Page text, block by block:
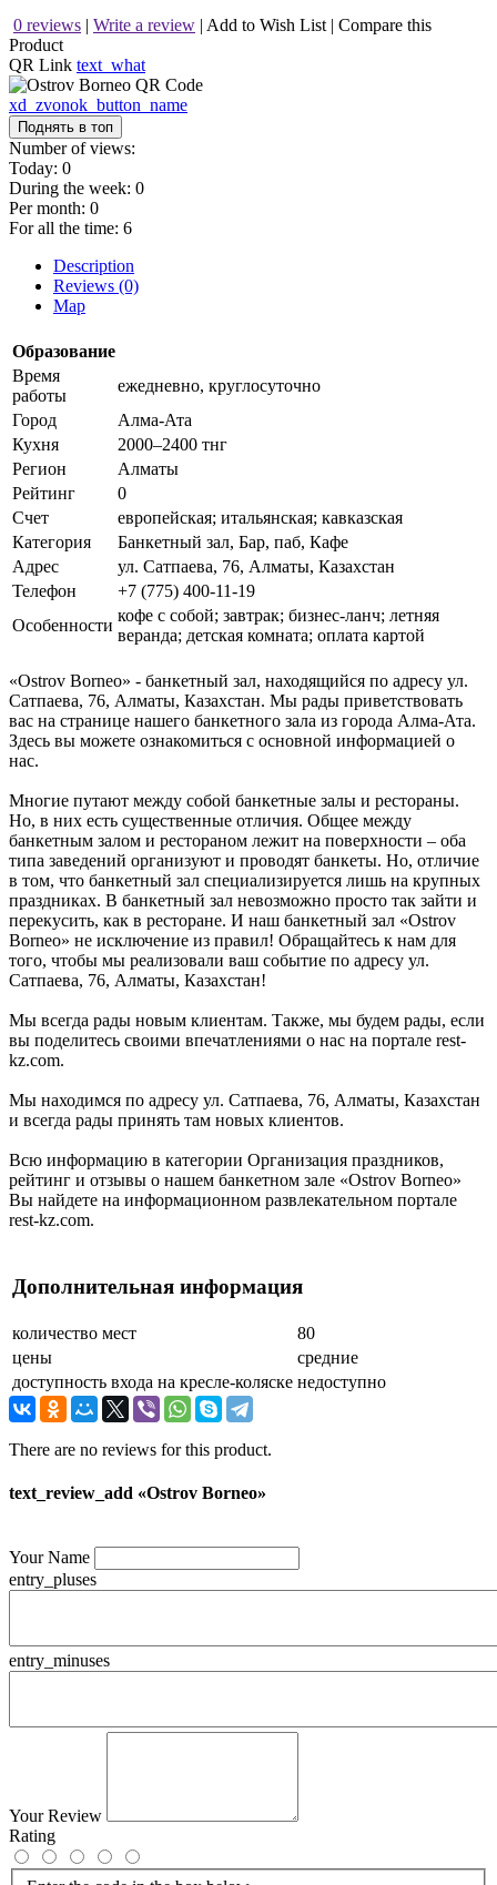
0 reviews | Write a review | Add to Wish List | Compare this
Product
QR Link text_what
xd_zvonok_button_name
Поднять в топ
Number of views:
Today: 0
During the week: 0
Per month: 0
For all the time: 6
Description
Reviews (0)
Map
Образование
Время
работы
ежедневно, круглосуточно
Город
Алма-Ата
Кухня
2000–2400 тнг
Регион
Алматы
Рейтинг
0
Счет
европейская; итальянская; кавказская
Категория
Банкетный зал, Бар, паб, Кафе
Адрес
ул. Сатпаева, 76, Алматы, Казахстан
Телефон
+7 (775) 400-11-19
Особенности
кофе с собой; завтрак; бизнес-ланч; летняя
веранда; детская комната; оплата картой
«Ostrov Borneo» - банкетный зал, находящийся по адресу ул.
Сатпаева, 76, Алматы, Казахстан. Мы рады приветствовать
вас на странице нашего банкетного зала из города Алма-Ата.
Здесь вы можете ознакомиться с основной информацией о
нас.
Многие путают между собой банкетные залы и рестораны.
Но, в них есть существенные отличия. Общее между
банкетным залом и рестораном лежит на поверхности – оба
типа заведений организуют и проводят банкеты. Но, отличие
в том, что банкетный зал специализируется лишь на крупных
праздниках. В банкетный зал невозможно просто так зайти и
перекусить, как в ресторане. И наш банкетный зал «Ostrov
Borneo» не исключение из правил! Обращайтесь к нам для
того, чтобы мы реализовали ваш событие по адресу ул.
Сатпаева, 76, Алматы, Казахстан!
Мы всегда рады новым клиентам. Также, мы будем рады, если
вы поделитесь своими впечатлениями о нас на портале rest-
kz.com.
Мы находимся по адресу ул. Сатпаева, 76, Алматы, Казахстан
и всегда рады принять там новых клиентов.
Всю информацию в категории Организация праздников,
рейтинг и отзывы о нашем банкетном зале «Ostrov Borneo»
Вы найдете на информационном развлекательном портале
rest-kz.com.
Дополнительная информация
количество мест
80
цены
средние
доступность входа на кресле-коляске недоступно
There are no reviews for this product.
text_review_add «Ostrov Borneo»
Your Name
entry_pluses
entry_minuses
Your Review
Rating